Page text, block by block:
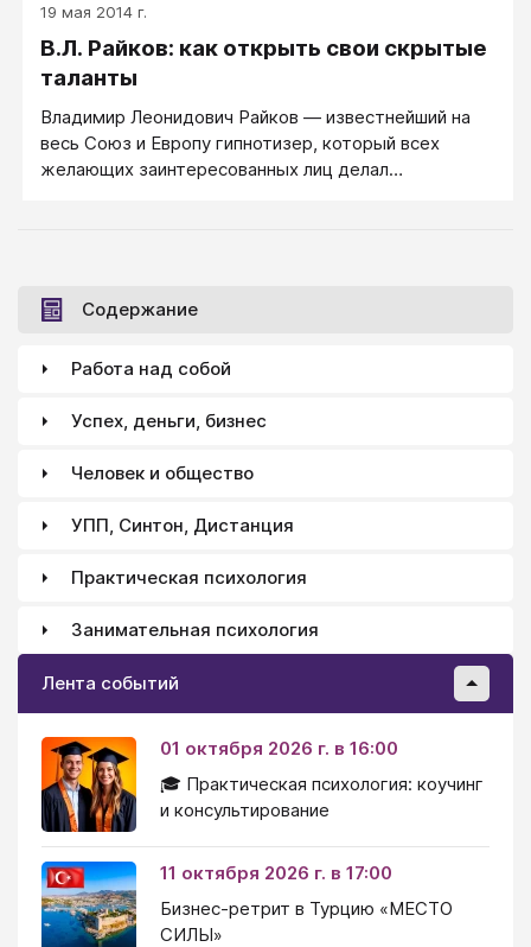
дизайнера — не верьте этому человеку.
19 мая 2014 г.
В.Л. Райков: как открыть свои скрытые
таланты
Владимир Леонидович Райков — известнейший на
весь Союз и Европу гипнотизер, который всех
желающих заинтересованных лиц делал
Содержание
Работа над собой
Успех, деньги, бизнес
Человек и общество
УПП, Синтон, Дистанция
Практическая психология
Занимательная психология
Лента событий
01 октября 2026 г. в 16:00
🎓 Практическая психология: коучинг
и консультирование
11 октября 2026 г. в 17:00
Бизнес-ретрит в Турцию «МЕСТО
СИЛЫ»